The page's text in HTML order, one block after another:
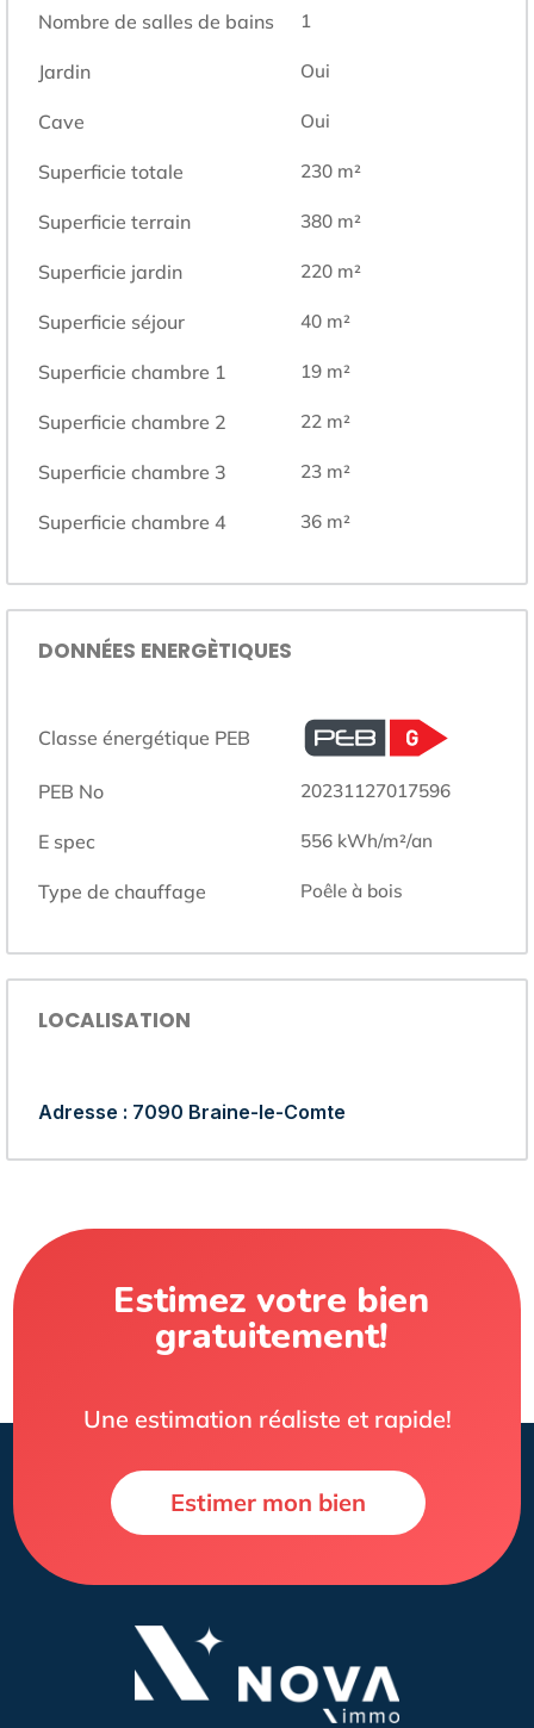
Nombre de salles de bains 1
Jardin Oui
Cave Oui
Superficie totale 230 m²
Superficie terrain 380 m²
Superficie jardin 220 m²
Superficie séjour 40 m²
Superficie chambre 1 19 m²
Superficie chambre 2 22 m²
Superficie chambre 3 23 m²
Superficie chambre 4 36 m²
DONNÉES ENERGÈTIQUES
Classe énergétique PEB
PEB No 20231127017596
E spec 556 kWh/m²/an
Type de chauffage poêle à bois
LOCALISATION
Adresse : 7090 Braine-le-Comte
Estimez votre bien
gratuitement!
Une estimation réaliste et rapide!
Estimer mon bien